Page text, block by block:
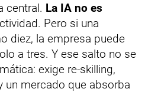
central. La IA no es
Pero si una
diez, la empresa puede
a tres. Y ese salto no se
exige re-skilling,
un mercado que absorba